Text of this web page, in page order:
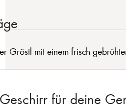
Gröstl mit einem frisch
für deine